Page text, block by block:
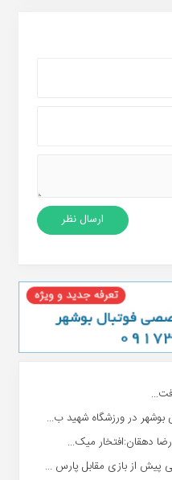
بوشهر در ورزشگاه شهید ب...
رضا دهقان:افتخار میک...
پیش از بازی مقابل پارس ...